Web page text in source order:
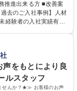
テムがきちんと構築さ
る環境です。また、
推進出来る方 ■改善案
去のご入社事例】人材
経験者の入社実績有
ート、改善の動きも期
ムに貢献し、結果的に
19:30の退勤以降の業
方となります。 学
格：
をもとにより良
ルスタッフ
せんか？★≫ お客様のお声